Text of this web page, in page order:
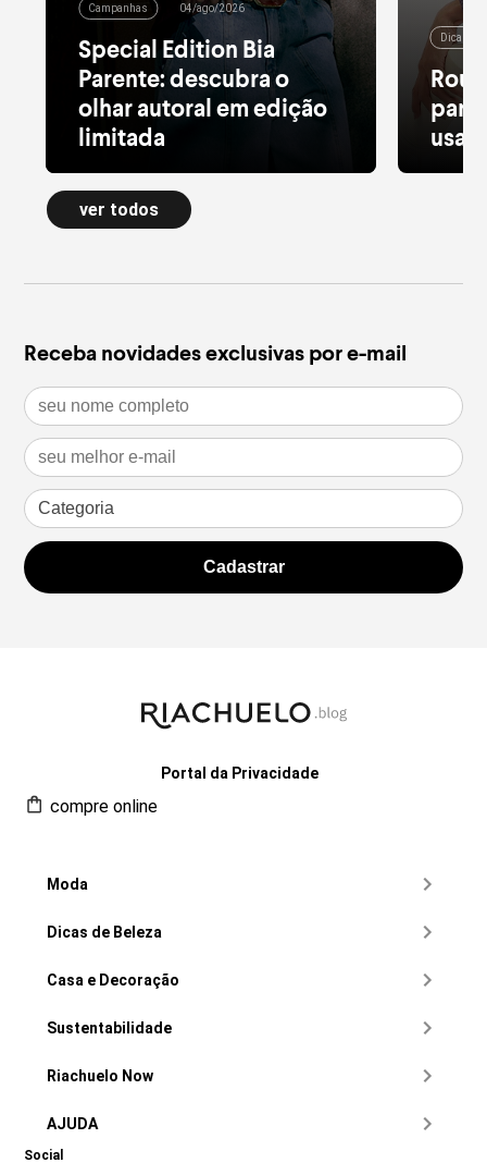
Campanhas 04/ago/2026
Special Edition Bia
Parente: descubra o
olhar autoral em edição
limitada
Alfaiataria leve, tule estampado, pied
de poule e acessórios com pedras
naturais dão forma à nova Special
Edition
Dicas de
para
usar
ver todos
Receba novidades exclusivas por e-mail
Portal da Privacidade
compre online
Moda
Dicas de Beleza
Casa e Decoração
Sustentabilidade
Riachuelo Now
AJUDA
Social